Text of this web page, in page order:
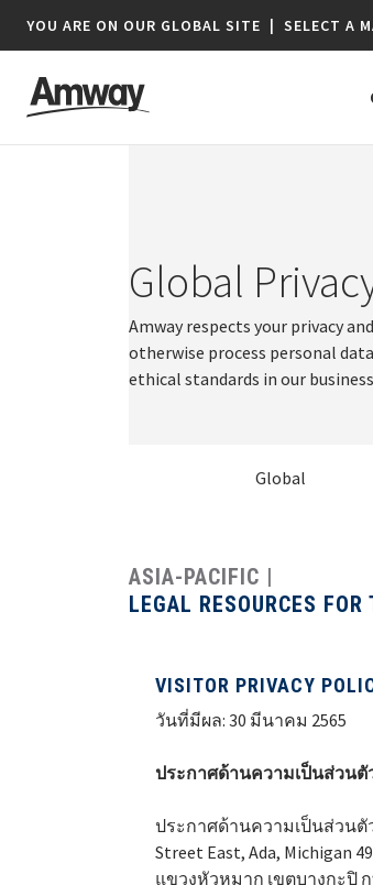
YOU ARE ON OUR GLOBAL SITE | SELECT A
Global
Amway respects your privacy
otherwise process personal
ethical standards in our
Global
Argentina
Brazil
Canada
Australia
China
Hong Kong
ASIA-PACIFIC
LEGAL RESOURCES FOR
VISITOR PRIVACY
วันที่มีผล: 30 มีนาคม 2565
ประกาศด้านความเป็นส่วนตั
ประกาศด้านความเป็นส่วนตั
Street East, Ada, Michigan
แขวงหัวหมาก เขตบางกะปิ ก
AFRICA
Namibia*
South Africa
Brazil
Canada
Mexico
Puerto
United